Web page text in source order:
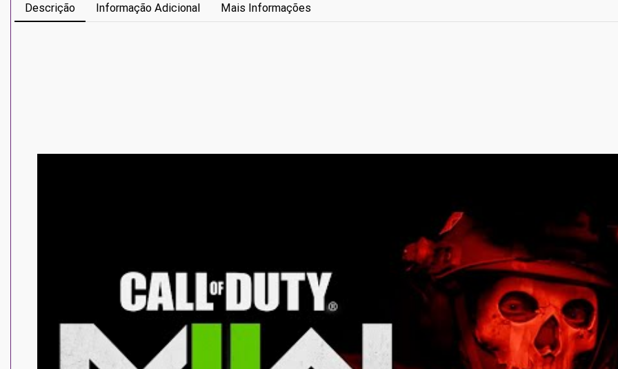
Ps4
Descrição Informação Adicional Mais Informações